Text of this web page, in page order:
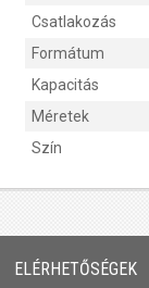
Csatlakozás
Formátum
Kapacitás
Méretek
Szín
ELÉRHETŐSÉGEK